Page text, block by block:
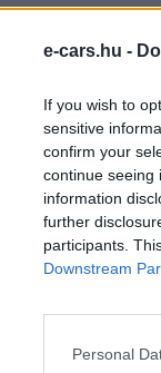
e-cars.hu -
If you wish to
sensitive
confirm your
continue seeing
information
further
participants.
Downstream
Personal